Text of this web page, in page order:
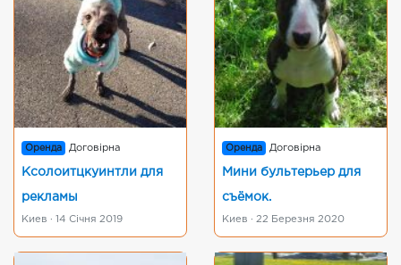
Оренда Договірна
Ксолоитцкуинтли для
рекламы
Киев · 14 Січня 2019
Оренда Договірна
Мини бультерьер для
съёмок.
Киев · 22 Березня 2020